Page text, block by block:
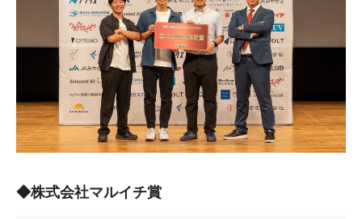
◆株式会社マルイチ賞